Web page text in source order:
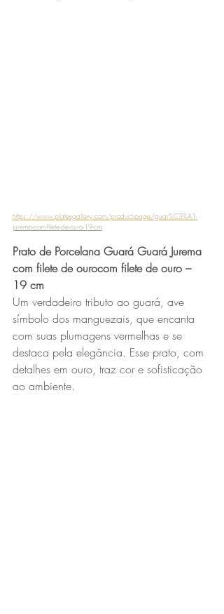
https://www.platesgallery.com/product-page/guar%C3%A1-
jurema-com-filete-de-ouro-19-cm
Prato de Porcelana Guará Guará Jurema
com filete de ourocom filete de ouro –
19 cm
Um verdadeiro tributo ao guará, ave
símbolo dos manguezais, que encanta
com suas plumagens vermelhas e se
destaca pela elegância. Esse prato, com
detalhes em ouro, traz cor e sofisticação
ao ambiente.